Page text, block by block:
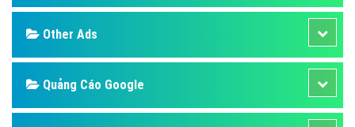
Other Ads
Quảng Cáo Google